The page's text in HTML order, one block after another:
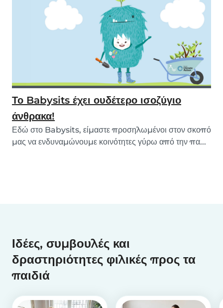
Το Babysits έχει ουδέτερο ισοζύγιο
άνθρακα!
Εδώ στο Babysits, είμαστε προσηλωμένοι στον σκοπό
μας να ενδυναμώνουμε κοινότητες γύρω από την πα...
Ιδέες, συμβουλές και
δραστηριότητες φιλικές προς τα
παιδιά